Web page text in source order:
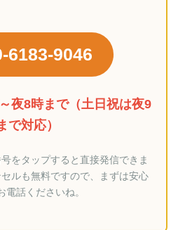
6183-9046
夜8時まで（土日祝は夜9
で対応）
をタップすると直接発信できま
ルも無料ですので、まずは安心
電話くださいね。